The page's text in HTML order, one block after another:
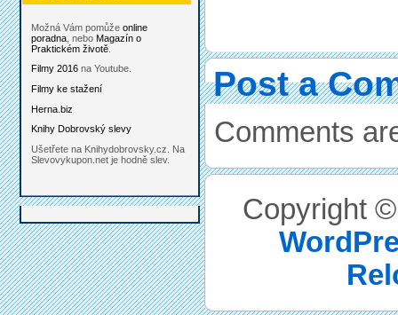
Možná Vám pomůže online
poradna , nebo Magazín o
Praktickém životě
Filmy 2016 na Youtube.
Filmy ke stažení
Herna.biz
Knihy Dobrovský slevy
Ušetřete na Knihydobrovsky.cz. Na
Slevovykupon.net je hodně slev.
Post a
Comments
Copyright